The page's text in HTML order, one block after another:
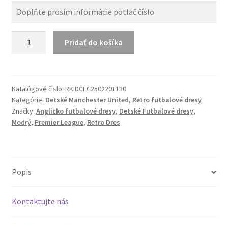
United
08/09
Hosťovský
Dres
Pridať do košíka
Katalógové číslo: RKIDCFC2502201130
Kategórie: Detské Manchester United, Retro futbalové dresy
Značky: Anglicko futbalové dresy, Detské Futbalové dresy,
Modrý, Premier League, Retro Dres
Popis
Kontaktujte nás